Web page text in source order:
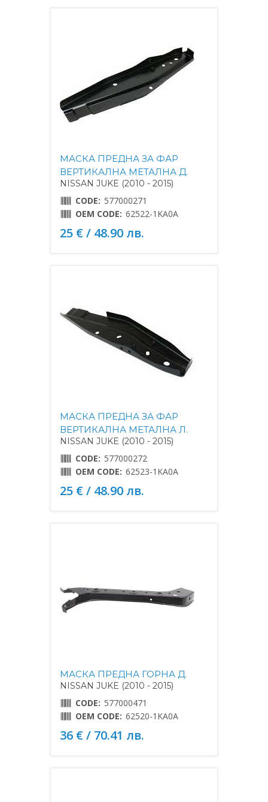
МАСКА ПРЕДНА ЗА ФАР
ВЕРТИКАЛНА МЕТАЛНА Д.
NISSAN JUKE (2010 - 2015)
CODE: 577000271
OEM CODE: 62522-1KA0A
25 € / 48.90 лв.
МАСКА ПРЕДНА ЗА ФАР
ВЕРТИКАЛНА МЕТАЛНА Л.
NISSAN JUKE (2010 - 2015)
CODE: 577000272
OEM CODE: 62523-1KA0A
25 € / 48.90 лв.
МАСКА ПРЕДНА ГОРНА Д.
NISSAN JUKE (2010 - 2015)
CODE: 577000471
OEM CODE: 62520-1KA0A
36 € / 70.41 лв.